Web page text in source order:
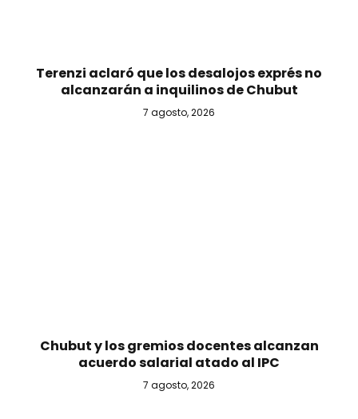
Terenzi aclaró que los desalojos exprés no
alcanzarán a inquilinos de Chubut
7 agosto, 2026
Chubut y los gremios docentes alcanzan
acuerdo salarial atado al IPC
7 agosto, 2026